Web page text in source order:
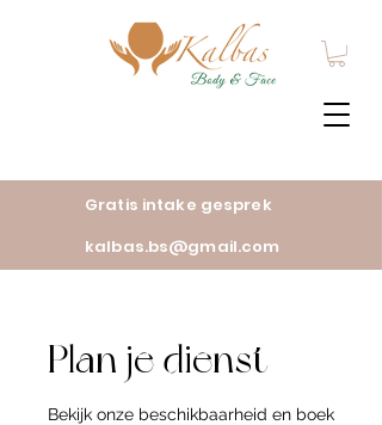
Gratis intake gesprek
kalbas.bs@gmail.com
Plan je dienst
Bekijk onze beschikbaarheid en boek